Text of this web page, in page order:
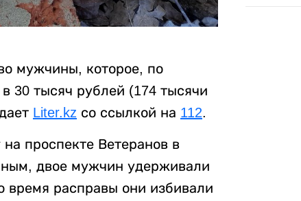
мужчины, которое, по
30 тысяч рублей (174 тысячи
Liter.kz со ссылкой на 112.
проспекте Ветеранов в
двое мужчин удерживали
время расправы они избивали